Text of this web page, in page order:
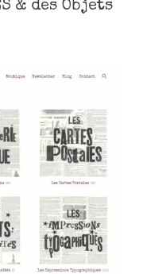
& des Objets